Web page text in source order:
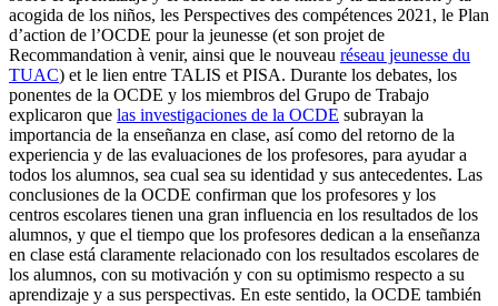
acogida de los niños, les Perspectives des compétences 2021, le Plan
d’action de l’OCDE pour la jeunesse (et son projet de
Recommandation à venir, ainsi que le nouveau réseau jeunesse du
TUAC) et le lien entre TALIS et PISA. Durante los debates, los
ponentes de la OCDE y los miembros del Grupo de Trabajo
explicaron que las investigaciones de la OCDE subrayan la
importancia de la enseñanza en clase, así como del retorno de la
experiencia y de las evaluaciones de los profesores, para ayudar a
todos los alumnos, sea cual sea su identidad y sus antecedentes. Las
conclusiones de la OCDE confirman que los profesores y los
centros escolares tienen una gran influencia en los resultados de los
alumnos, y que el tiempo que los profesores dedican a la enseñanza
en clase está claramente relacionado con los resultados escolares de
los alumnos, con su motivación y con su optimismo respecto a su
aprendizaje y a sus perspectivas. En este sentido, la OCDE también